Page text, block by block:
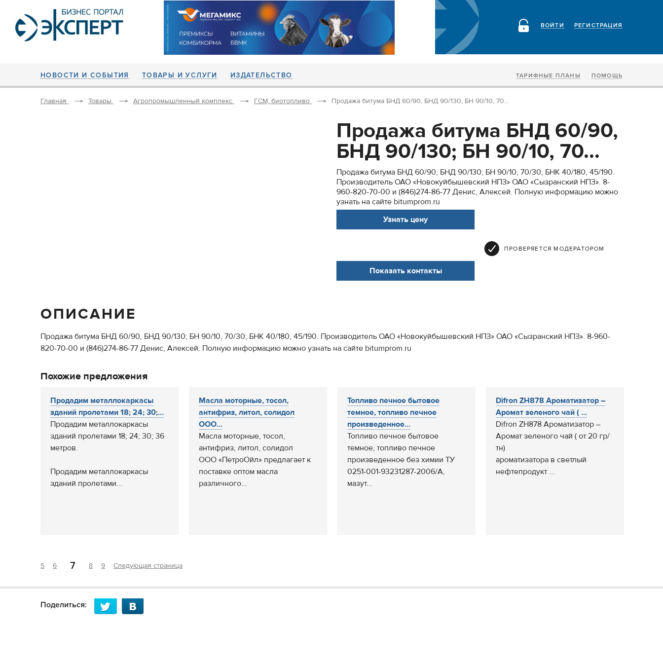
РЕГИСТРАЦИЯ
ВОЙТИ
НОВОСТИ И СОБЫТИЯ ТОВАРЫ И УСЛУГИ ИЗДАТЕЛЬСТВО ТАРИФНЫЕ ПЛАНЫ ПОМОЩЬ
Главная Товары Агропромышленный комплекс ГСМ, биотопливо Продажа битума БНД 60/90, БНД 90/130; БН 90/10, 70...
Продажа битума БНД 60/90,
БНД 90/130; БН 90/10, 70...
Продажа битума БНД 60/90, БНД 90/130; БН 90/10, 70/30; БНК 40/180, 45/190.
Производитель ОАО «Новокуйбышевский НПЗ» ОАО «Сызранский НПЗ». 8-
960-820-70-00 и (846)274-86-77 Денис, Алексей. Полную информацию можно
узнать на сайте bitumprom.ru
Узнать цену
ПРОВЕРЯЕТСЯ МОДЕРАТОРОМ
Показать контакты
ОПИСАНИЕ
Продажа битума БНД 60/90, БНД 90/130; БН 90/10, 70/30; БНК 40/180, 45/190. Производитель ОАО «Новокуйбышевский НПЗ» ОАО «Сызранский НПЗ». 8-960-
820-70-00 и (846)274-86-77 Денис, Алексей. Полную информацию можно узнать на сайте bitumprom.ru
Похожие предложения
Продадим металлокаркасы
зданий пролетами 18; 24; 30;...
Продадим металлокаркасы
зданий пролетами 18; 24; 30; 36
метров.
Продадим металлокаркасы
зданий пролетами...
Масла моторные, тосол,
антифриз, литол, солидол
ООО...
Масла моторные, тосол,
антифриз, литол, солидол
ООО «ПетроОйл» предлагает к
поставке оптом масла
различного...
Топливо печное бытовое
темное, топливо печное
произведенное...
Топливо печное бытовое
темное, топливо печное
произведенное без химии ТУ
0251-001-93231287-2006/А,
мазут...
Difron ZH878 Ароматизатор –
Аромат зеленого чай ( ...
Difron ZH878 Ароматизатор –
Аромат зеленого чай ( от 20 гр/
тн)
ароматизатора в светлый
нефтепродукт ...
5 6 7 8 9 Следующая страница
Поделиться: